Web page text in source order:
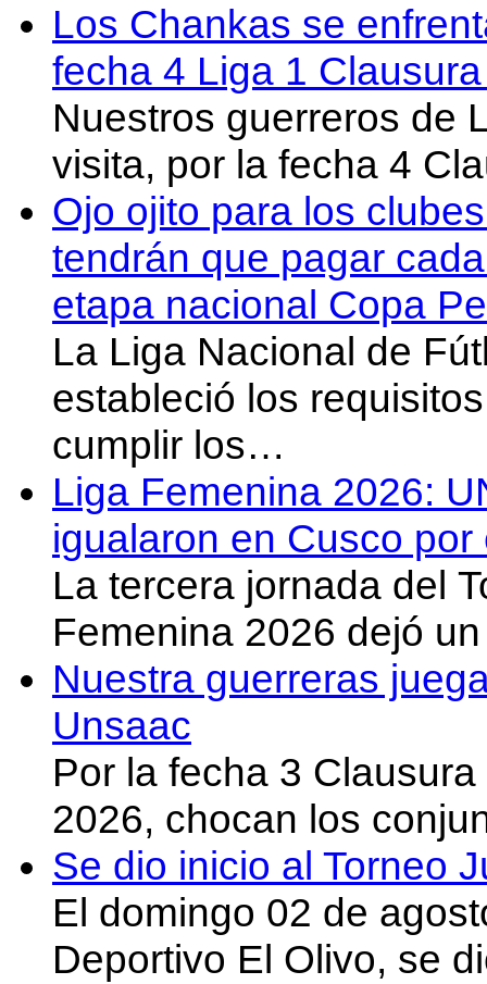
Los Chankas se
fecha 4 Liga 1
Nuestros guerreros de
visita, por la fecha 4
Ojo ojito para los
tendrán que pagar
etapa nacional Copa
La Liga Nacional de
estableció los
cumplir los…
Liga Femenina 2026:
igualaron en Cusco
La tercera jornada del
Femenina 2026 dejó
Nuestra guerreras
Unsaac
Por la fecha 3
2026, chocan los
Se dio inicio al Torneo
El domingo 02 de
Deportivo El Olivo, se